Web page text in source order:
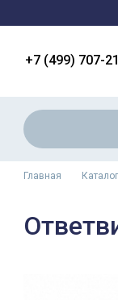
+7 (499) 707-
Главная Каталог